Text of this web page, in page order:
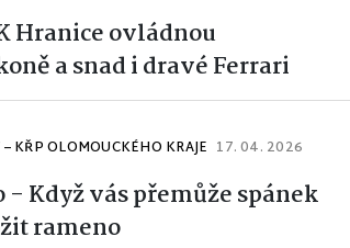
Hranice ovládnou
a snad i dravé Ferrari
KŘP OLOMOUCKÉHO KRAJE 17. 04. 2026
- Když vás přemůže spánek
rameno